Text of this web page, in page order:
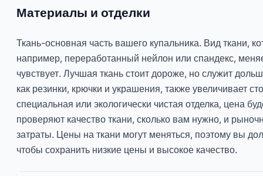
Материалы и отделки
Ткань-основная часть вашего купальника. Вид ткани,
например, переработанный нейлон или спандекс,
чувствует. Лучшая ткань стоит дороже, но служит
как резинки, крючки и украшения, также увеличивает
специальная или экологически чистая отделка, цена
проверяют качество ткани, сколько вам нужно, и
затраты. Цены на ткани могут меняться, поэтому вы
чтобы сохранить низкие цены и высокое качество.